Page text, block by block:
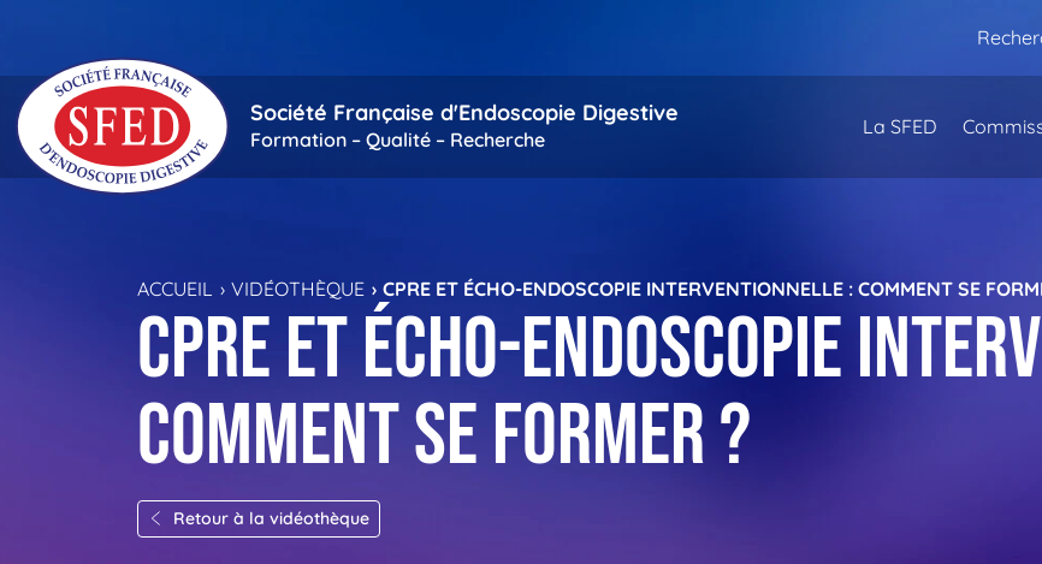
Société Française d'Endoscopie Digestive
Formation – Qualité – Recherche
La SFED
ACCUEIL VIDÉOTHÈQUE CPRE ET ÉCHO-ENDOSCOPIE INTERVENTIONNELLE : COMMENT SE
CPRE et écho-endoscopie
comment se former ?
Retour à la vidéothèque